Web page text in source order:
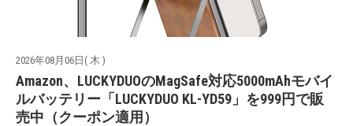
2026年08月06日( 木 )
Amazon、LUCKYDUOのMagSafe対応5000mAhモバイ
ルバッテリー「LUCKYDUO KL-YD59」を999円で販
売中（クーポン適用）